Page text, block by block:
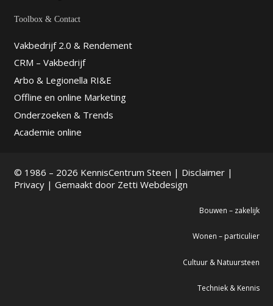
Toolbox & Contact
Vakbedrijf 2.0 & Rendement
CRM – Vakbedrijf
Arbo & Legionella RI&E
Offline en online Marketing
Onderzoeken & Trends
Academie online
© 1986 – 2026 KennisCentrum Steen | Disclaimer|
Privacy| Gemaakt door Zetti Webdesign
Bouwen – zakelijk
Wonen – particulier
Cultuur & Natuursteen
Techniek & Kennis